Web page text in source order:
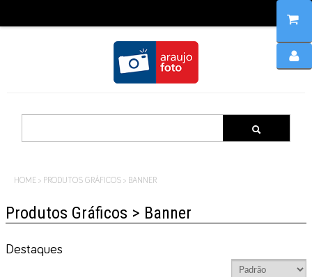
HOME > PRODUTOS GRÁFICOS > BANNER
Produtos Gráficos > Banner
Destaques